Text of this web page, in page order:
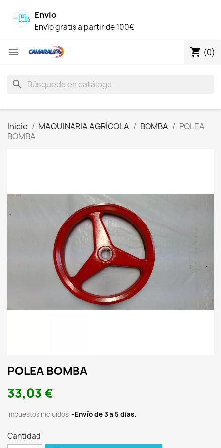
Envio
Envío gratis a partir de 100€
 shopping_cart (0)
search
Inicio MAQUINARIA AGRÍCOLA BOMBA
POLEA
BOMBA
POLEA BOMBA
33,03 €
Impuestos incluidos Envío de 3 a 5 dias.
Cantidad